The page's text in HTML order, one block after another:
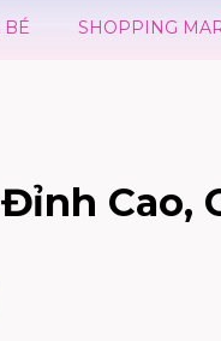
SHOPPING
Cao,